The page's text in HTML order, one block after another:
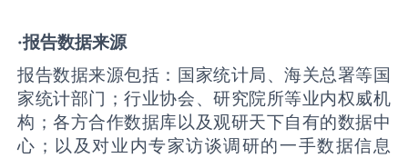
·报告数据来源
报告数据来源包括：国家统计局、海关总署等国
家统计部门；行业协会、研究院所等业内权威机
构；各方合作数据库以及观研天下自有的数据中
心；以及对业内专家访谈调研的一手数据信息